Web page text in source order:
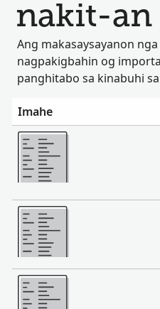
nakit-an
Ang makasaysayanon
nagpakigbahin og
panghitabo sa kinabuhi
Imahe
Dugang pa
Dugang pa
Dugang pa